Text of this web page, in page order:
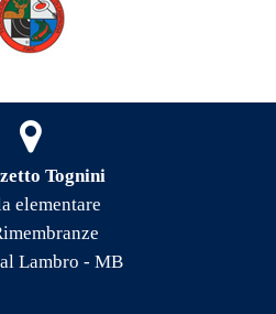
Tognini
elementare
Lambro - MB